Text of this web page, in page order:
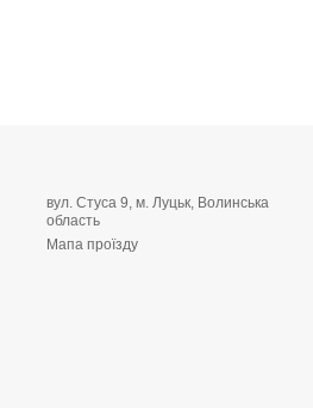
вул. Стуса 9, м. Луцьк, Волинська
область
Мапа проїзду